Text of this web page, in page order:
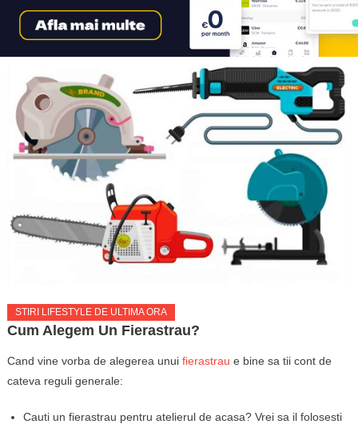
STIRI LIFESTYLE DE ULTIMA ORA
Cum Alegem Un Fierastrau?
Cand vine vorba de alegerea unui fierastrau e bine sa tii cont de
cateva reguli generale:
Cauti un fierastrau pentru atelierul de acasa? Vrei sa il folosesti